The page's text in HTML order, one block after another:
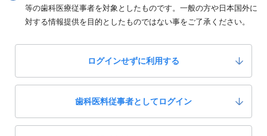
ホーム 製品一覧 製品詳細「スポンジ―ル」
いいね！7
円(税抜)
製品カテゴリー：
等の歯科医療従事者を対象としたものです。一般の方や日本国外に
対する情報提供を目的としたものではない事をご了承ください。
ログインせずに利用する
歯科医料従事者としてログイン